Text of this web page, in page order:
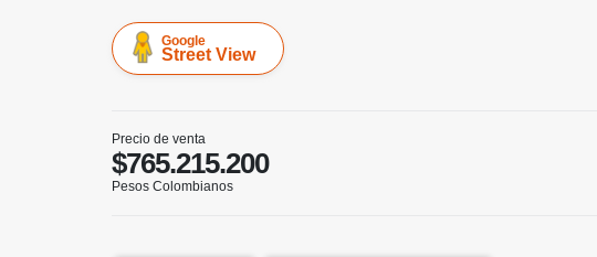
Google
Street View
Precio de venta
$765.215.200
Pesos Colombianos